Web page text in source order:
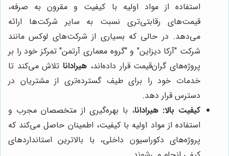
استفاده از مواد اولیه با کیفیت و مقرون به صرفه،
قیمت‌های رقابتی‌تری نسبت به سایر شرکت‌ها ارائه
می‌دهد. در حالی که بسیاری از شرکت‌های لوکس مانند
شرکت "آرکا دیزاین" و "گروه معماری آرتمن" تمرکز خود را بر
پروژه‌های گران‌قیمت قرار داده‌اند، هیراداناتلاش می‌کند تا
خدمات خود را برای طیف گسترده‌تری از مشتریان در
دسترس قرار دهد.
کیفیت بالا: هیرادانا، با بهره‌گیری از متخصصان مجرب و
استفاده از مواد اولیه با کیفیت، اطمینان حاصل می‌کند که
پروژه‌های دکوراسیون داخلی، با بالاترین استانداردهای